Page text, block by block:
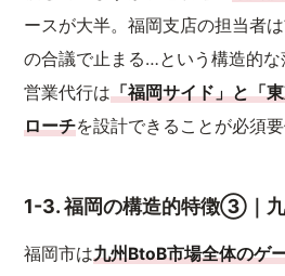
ースが大半。福岡支店の担当者
の合議で止まる…という構造的な
営業代行は「福岡サイド」と「
ローチを設計できることが必須要
1-3. 福岡の構造的特徴③｜
福岡市は九州BtoB市場全体のゲ